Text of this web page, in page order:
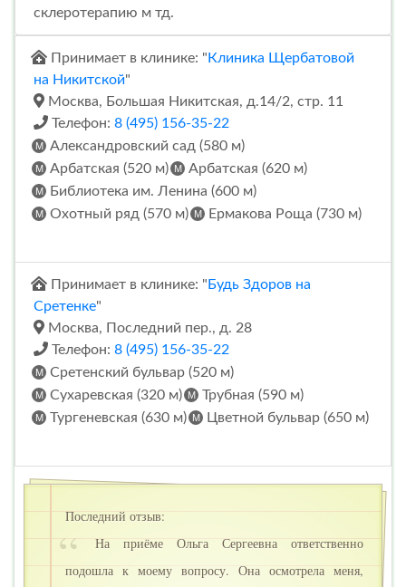
склеротерапию м тд.
Принимает в клинике: " Клиника Щербатовой
на Никитской"
Москва, Большая Никитская, д.14/2, стр. 11
Телефон: 8 (495) 156-35-22
Александровский сад (580 м)
Арбатская (520 м)
Арбатская (620 м)
Библиотека им. Ленина (600 м)
Охотный ряд (570 м)
Ермакова Роща (730 м)
Принимает в клинике: " Будь Здоров на
Сретенке"
Москва, Последний пер., д. 28
Телефон: 8 (495) 156-35-22
Сретенский бульвар (520 м)
Сухаревская (320 м)
Трубная (590 м)
Тургеневская (630 м)
Цветной бульвар (650 м)
Последний отзыв:
На приёме Ольга Сергеевна ответственно
подошла к моему вопросу. Она осмотрела меня,